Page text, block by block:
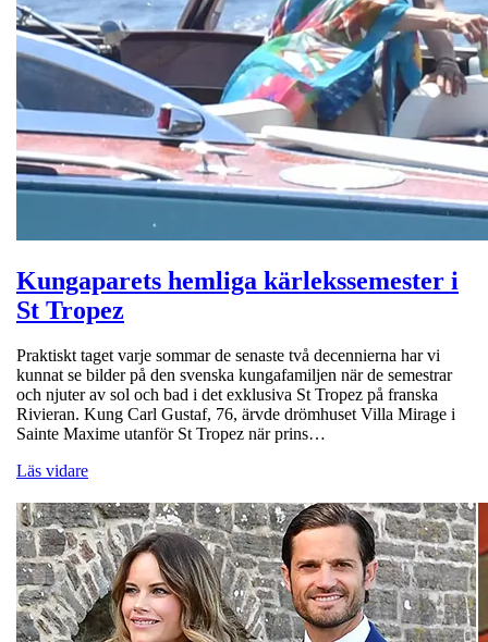
Kungaparets hemliga kärlekssemester i
St Tropez
Praktiskt taget varje sommar de senaste två decennierna har vi
kunnat se bilder på den svenska kungafamiljen när de semestrar
och njuter av sol och bad i det exklusiva St Tropez på franska
Rivieran. Kung Carl Gustaf, 76, ärvde drömhuset Villa Mirage i
Sainte Maxime utanför St Tropez när prins…
Läs vidare